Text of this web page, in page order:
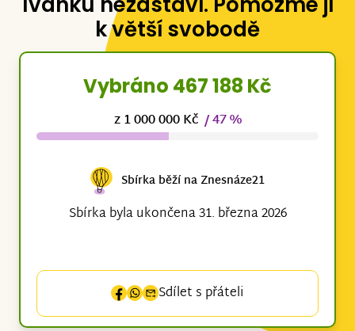
k větší svobodě
Vybráno 467 188 Kč
z 1 000 000 Kč / 47 %
Sbírka běží na Znesnáze21
Sbírka byla ukončena 31. března 2026
Sdílet s přáteli